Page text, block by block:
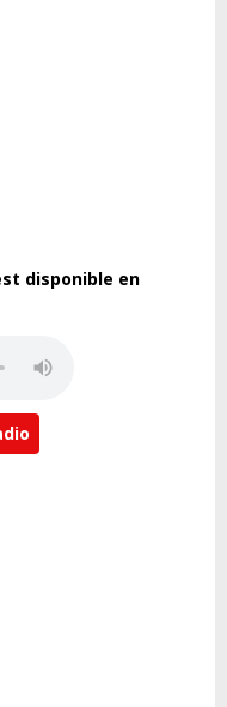
disponible en